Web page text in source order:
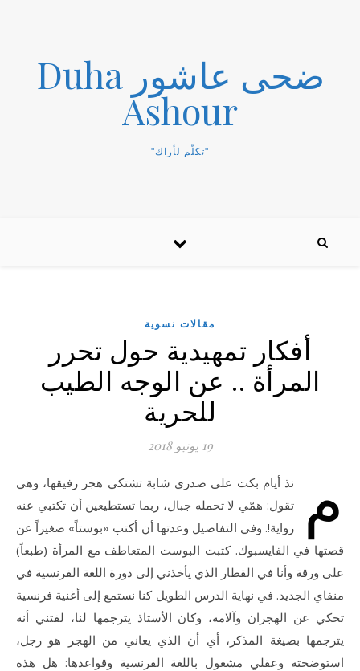
ضحى عاشور Duha
Ashour
"تكلّم لأراك"
مقالات نسوية
أفكار تمهيدية حول تحرر
المرأة .. عن الوجه الطيب
للحرية
19 يونيو 2018
م
نذ أيام بكت على صدري شابة تشتكي هجر رفيقها، وهي
تقول: همّي لا تحمله جبال، ربما تستطيعين أن تكتبي عنه
رواية!. وفي التفاصيل وعدتها أن أكتب «بوستاً» صغيراً عن
قصتها في الفايسبوك. كتبت البوست المتعاطف مع المرأة (طبعاً)
على ورقة وأنا في القطار الذي يأخذني إلى دورة اللغة الفرنسية في
منفاي الجديد. في نهاية الدرس الطويل كنا نستمع إلى أغنية فرنسية
تحكي عن الهجران وآلامه، وكان الأستاذ يترجمها لنا، لفتني أنه
يترجمها بصيغة المذكر، أي أن الذي يعاني من الهجر هو رجل،
استوضحته وعقلي مشغول باللغة الفرنسية وقواعدها: هل هذه